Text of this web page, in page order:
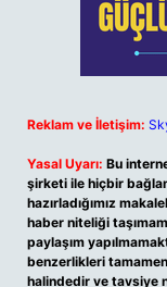
Reklam ve İletişim:
Yasal Uyarı: Bu
şirketi ile hiçbir
hazırladığımız
haber niteliği
paylaşım
benzerlikleri
halindedir ve tavsiye